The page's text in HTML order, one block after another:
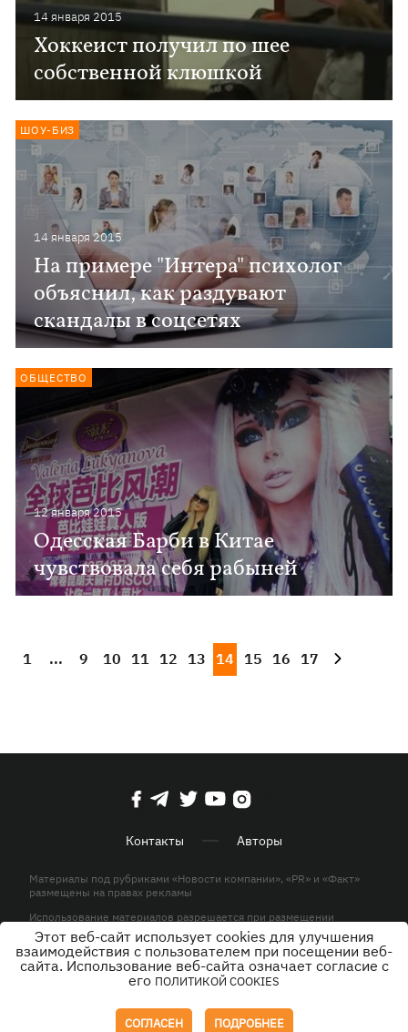
14 января 2015
Хоккеист получил по шее
собственной клюшкой
14 января 2015
На примере "Интера" психолог
объяснил, как раздувают
скандалы в соцсетях
ШОУ-БИЗ
12 января 2015
Одесская Барби в Китае
чувствовала себя рабыней
ОБЩЕСТВО
1 ... 9 10 11 12 13 14 15 16 17
Контакты Авторы
Материалы под рубриками «Новости компании», «PR» и «Факт»
размещены на правах рекламы
Использование материалов разрешается при размещении
активной гиперссылки на KP.UA в первом абзаце.
© ООО «ЮЛАВ МЕДИА»,2026. Все права защищены.
Этот веб-сайт использует cookies для улучшения
взаимодействия с пользователем при посещении веб-
сайта. Использование веб-сайта означает согласие с
его ПОЛИТИКОЙ COOKIES
СОГЛАСЕН ПОДРОБНЕЕ